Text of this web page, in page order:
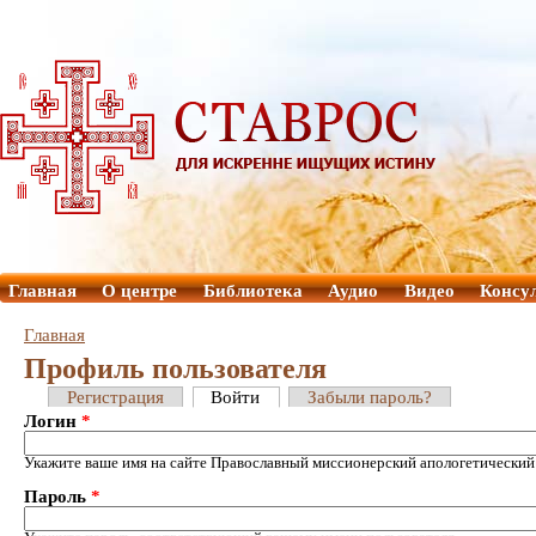
Главная О центре Библиотека Аудио Видео
Главная
Профиль пользователя
Регистрация Войти
Забыли пароль?
Логин *
Укажите ваше имя на сайте Православный миссионерский
Пароль *